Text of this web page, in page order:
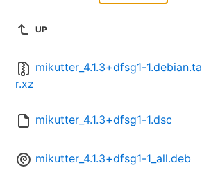
UP
mikutter_4.1.3+dfsg1-1.debian.ta
r.xz
mikutter_4.1.3+dfsg1-1.dsc
mikutter_4.1.3+dfsg1-1_all.deb